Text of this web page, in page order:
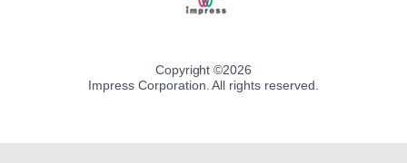
Copyright ©2026
Impress Corporation. All rights reserved.